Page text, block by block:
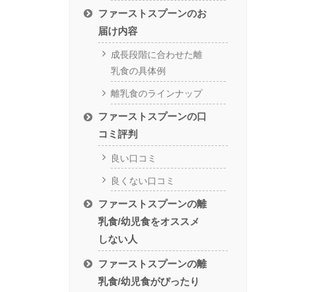
ファーストスプーンのお
届け内容
成長段階に合わせた離
乳食の具体例
離乳食のラインナップ
ファーストスプーンの口
コミ評判
良い口コミ
良くない口コミ
ファーストスプーンの離
乳食/幼児食をオススメ
しない人
ファーストスプーンの離
乳食/幼児食がぴったり